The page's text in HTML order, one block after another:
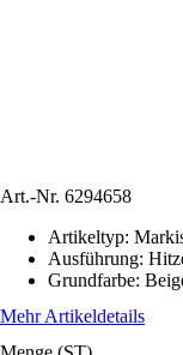
Art.-Nr. 6294658
Artikeltyp:
Ausführung:
Grundfarbe:
Mehr Artikeldetails